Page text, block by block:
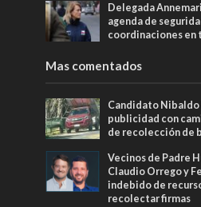
Delegada
agenda de
coordinaciones en
Mas comentados
Candidato
publicidad con
de recolección de
Vecinos de Padre
Claudio Orrego y
indebido de
recolectar firmas